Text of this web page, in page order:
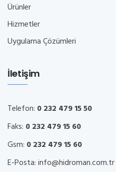
Ürünler
Hizmetler
Uygulama Çözümleri
İletişim
Telefon: 0 232 479 15 50
Faks: 0 232 479 15 60
Gsm: 0 232 479 15 60
E-Posta:info@hidroman.com.tr